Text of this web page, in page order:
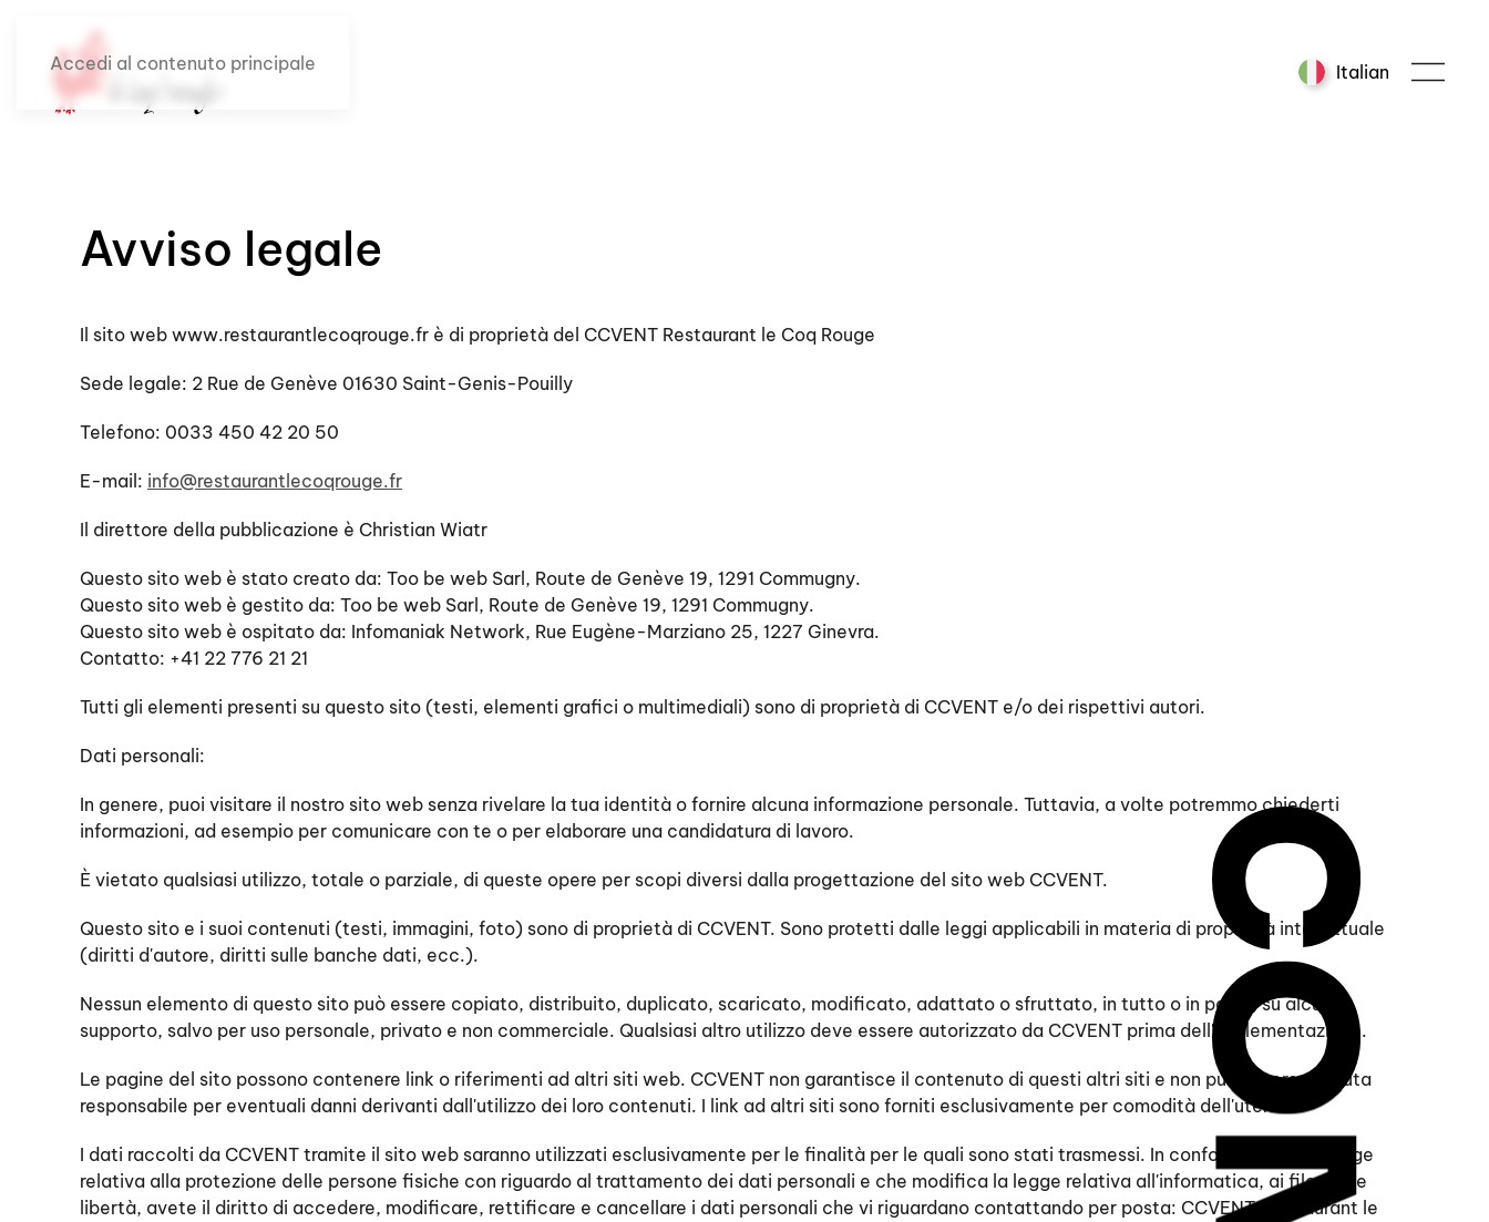
Accedi al contenuto principale Italian
Avviso legale
Il sito web www.restaurantlecoqrouge.fr è di proprietà del CCVENT Restaurant le Coq Rouge
Sede legale: 2 Rue de Genève 01630 Saint-Genis-Pouilly
Telefono: 0033 450 42 20 50
E-mail: info@restaurantlecoqrouge.fr
Il direttore della pubblicazione è Christian Wiatr
Questo sito web è stato creato da: Too be web Sarl, Route de Genève 19, 1291 Commugny.
Questo sito web è gestito da: Too be web Sarl, Route de Genève 19, 1291 Commugny.
Questo sito web è ospitato da: Infomaniak Network, Rue Eugène-Marziano 25, 1227 Ginevra.
Contatto: +41 22 776 21 21
Tutti gli elementi presenti su questo sito (testi, elementi grafici o multimediali) sono di proprietà di CCVENT e/o dei rispettivi autori.
Dati personali:
In genere, puoi visitare il nostro sito web senza rivelare la tua identità o fornire alcuna informazione personale. Tuttavia, a volte potremmo chiederti
informazioni, ad esempio per comunicare con te o per elaborare una candidatura di lavoro.
È vietato qualsiasi utilizzo, totale o parziale, di queste opere per scopi diversi dalla progettazione del sito web CCVENT.
Questo sito e i suoi contenuti (testi, immagini, foto) sono di proprietà di CCVENT. Sono protetti dalle leggi applicabili in materia di proprietà intellettuale
(diritti d'autore, diritti sulle banche dati, ecc.).
Nessun elemento di questo sito può essere copiato, distribuito, duplicato, scaricato, modificato, adattato o sfruttato, in tutto o in parte, su alcun
supporto, salvo per uso personale, privato e non commerciale. Qualsiasi altro utilizzo deve essere autorizzato da CCVENT prima dell'implementazione.
Le pagine del sito possono contenere link o riferimenti ad altri siti web. CCVENT non garantisce il contenuto di questi altri siti e non può essere ritenuta
responsabile per eventuali danni derivanti dall'utilizzo dei loro contenuti. I link ad altri siti sono forniti esclusivamente per comodità dell'utente.
I dati raccolti da CCVENT tramite il sito web saranno utilizzati esclusivamente per le finalità per le quali sono stati trasmessi. In conformità con la legge
relativa alla protezione delle persone fisiche con riguardo al trattamento dei dati personali e che modifica la legge relativa all'informatica, ai file e alle
libertà, avete il diritto di accedere, modificare, rettificare e cancellare i dati personali che vi riguardano contattando per posta: CCVENT, Restaurant le